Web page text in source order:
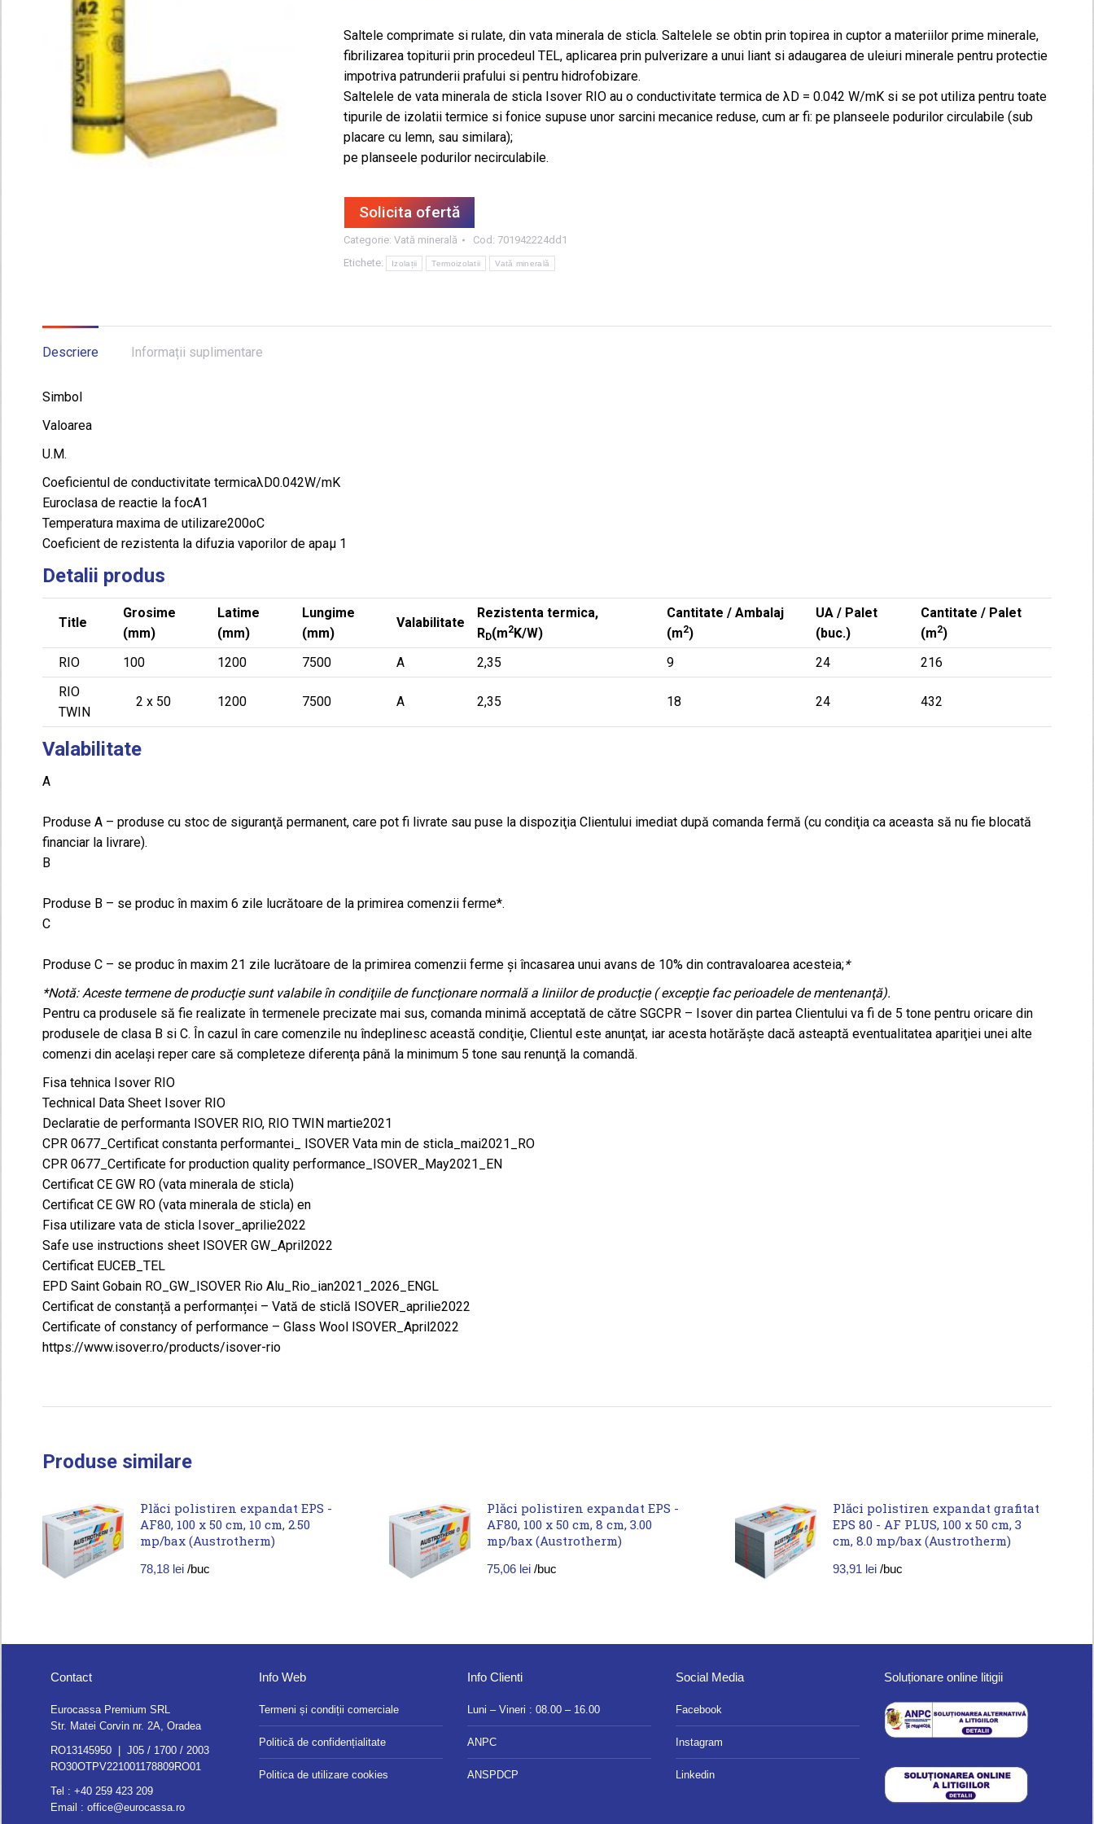
Saltele comprimate si rulate, din vata minerala de sticla. Saltelele se obtin prin topirea in cuptor a materiilor prime minerale,
fibrilizarea topiturii prin procedeul TEL, aplicarea prin pulverizare a unui liant si adaugarea de uleiuri minerale pentru protectie
impotriva patrunderii prafului si pentru hidrofobizare.
​Saltelele de vata minerala de sticla Isover RIO au o conductivitate termica de λD = 0.042 W/mK si se pot utiliza pentru toate
tipurile de izolatii termice si fonice supuse unor sarcini mecanice reduse, cum ar fi: pe planseele podurilor circulabile (sub
placare cu lemn, sau similara);
pe planseele podurilor necirculabile.
Solicita ofertă
Categorie: Vată minerală Cod: 701942224dd1
Etichete:
Izolații Termoizolatii Vată minerală
Descriere Informații suplimentare
Simbol
Valoarea
U.M.
Coeficientul de conductivitate termicaλD0.042W/mK
Euroclasa de reactie la focA1
Temperatura maxima de utilizare200oC
Coeficient de rezistenta la difuzia vaporilor de apaμ 1
Detalii produs
Title
Grosime
(mm)
Latime
(mm)
Lungime
(mm)
Valabilitate
Rezistenta termica,
RD(m2K/W)
Cantitate / Ambalaj
(m2)
UA / Palet
(buc.)
Cantitate / Palet
(m2)
RIO
100 1200 7500 A 2,35 9 24
216
RIO
TWIN
2 x 50 1200 7500 A 2,35 18 24 432
Valabilitate
A
Produse A – produse cu stoc de siguranţă permanent, care pot fi livrate sau puse la dispoziţia Clientului imediat după comanda fermă (cu condiţia ca aceasta să nu fie blocată
financiar la livrare).
B
Produse B – se produc în maxim 6 zile lucrătoare de la primirea comenzii ferme*.
C
Produse C – se produc în maxim 21 zile lucrătoare de la primirea comenzii ferme şi încasarea unui avans de 10% din contravaloarea acesteia;*
*Notă: Aceste termene de producţie sunt valabile în condiţiile de funcţionare normală a liniilor de producţie ( excepţie fac perioadele de mentenanţă).
Pentru ca produsele să fie realizate în termenele precizate mai sus, comanda minimă acceptată de către SGCPR – Isover din partea Clientului va fi de 5 tone pentru oricare din
produsele de clasa B si C. În cazul în care comenzile nu îndeplinesc această condiţie, Clientul este anunţat, iar acesta hotărăşte dacă asteaptă eventualitatea apariţiei unei alte
comenzi din acelaşi reper care să completeze diferenţa până la minimum 5 tone sau renunţă la comandă.
Fisa tehnica Isover RIO
Technical Data Sheet Isover RIO
Declaratie de performanta ISOVER RIO, RIO TWIN martie2021
CPR 0677_Certificat constanta performantei_ ISOVER Vata min de sticla_mai2021_RO
CPR 0677_Certificate for production quality performance_ISOVER_May2021_EN
Certificat CE GW RO (vata minerala de sticla)
Certificat CE GW RO (vata minerala de sticla) en
Fisa utilizare vata de sticla Isover_aprilie2022
Safe use instructions sheet ISOVER GW_April2022
Certificat EUCEB_TEL
EPD Saint Gobain RO_GW_ISOVER Rio Alu_Rio_ian2021_2026_ENGL
Certificat de constanță a performanței – Vată de sticlă ISOVER_aprilie2022
Certificate of constancy of performance – Glass Wool ISOVER_April2022
https://www.isover.ro/products/isover-rio
Produse similare
Plăci polistiren expandat EPS -
AF80, 100 x 50 cm, 10 cm, 2.50
mp/bax (Austrotherm)
78,18 lei /buc
Plăci polistiren expandat EPS -
AF80, 100 x 50 cm, 8 cm, 3.00
mp/bax (Austrotherm)
75,06 lei /buc
Plăci polistiren expandat grafitat
EPS 80 - AF PLUS, 100 x 50 cm, 3
cm, 8.0 mp/bax (Austrotherm)
93,91 lei /buc
Contact
Eurocassa Premium SRL
Str. Matei Corvin nr. 2A, Oradea
RO13145950 | J05 / 1700 / 2003
RO30OTPV221001178809RO01
Tel : +40 259 423 209
Email : office@eurocassa.ro
Info Web
Termeni și condiții comerciale
Politică de confidențialitate
Politica de utilizare cookies
Info Clienti
Luni – Vineri : 08.00 – 16.00
ANPC
ANSPDCP
Social Media
Facebook
Instagram
Linkedin
Soluționare online litigii